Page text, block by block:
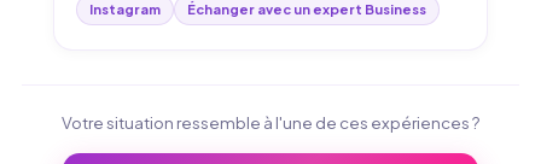
Instagram Échanger avec un expert Business
Votre situation ressemble à l'une de ces expériences ?